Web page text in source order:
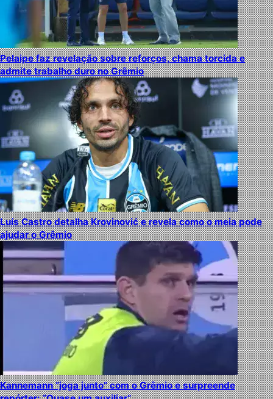
Pelaipe faz revelação sobre reforços, chama torcida e
admite trabalho duro no Grêmio
Luís Castro detalha Krovinović e revela como o meia pode
ajudar o Grêmio
Kannemann “joga junto” com o Grêmio e surpreende